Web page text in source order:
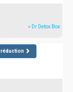
» Dr Detox Box